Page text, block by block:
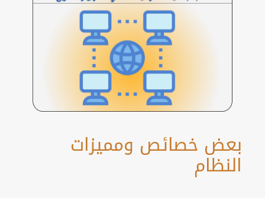
بعض خصائص ومميزات
النظام